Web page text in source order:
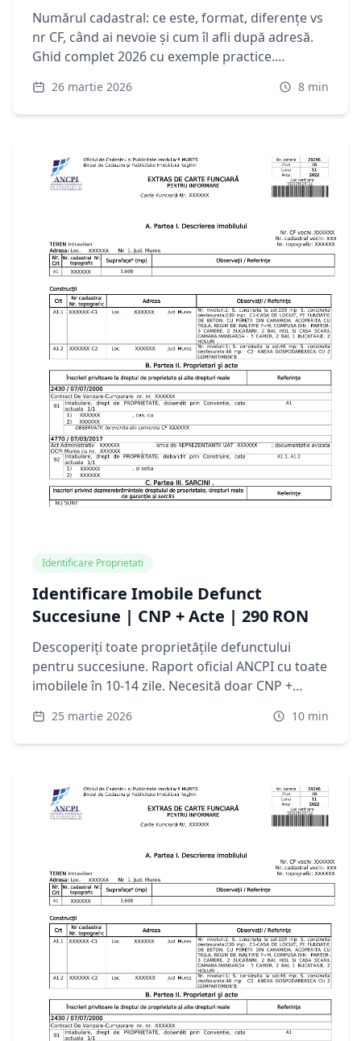
Numărul cadastral: ce este, format, diferențe vs
nr CF, când ai nevoie și cum îl afli după adresă.
Ghid complet 2026 cu exemple practice.
26 martie 2026 8 min
Identificare Proprietati
Identificare Imobile Defunct
Succesiune | CNP + Acte | 290 RON
Descoperiți toate proprietățile defunctului
pentru succesiune. Raport oficial ANCPI cu toate
imobilele în 10-14 zile. Necesită doar CNP +
25 martie 2026 10 min